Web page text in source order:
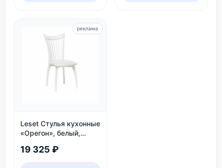
Leset Стулья кухонные
«Орегон», белый,
19 325 ₽
реклама